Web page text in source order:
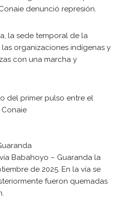
denunció represión.
la sede temporal de la
organizaciones indígenas y
con una marcha y
del primer pulso entre el
Babahoyo – Guaranda la
de 2025. En la vía se
fueron quemadas